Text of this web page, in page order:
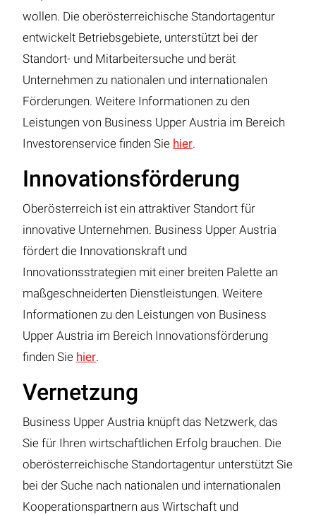
wollen. Die oberösterreichische Standortagentur
entwickelt Betriebsgebiete, unterstützt bei der
Standort- und Mitarbeitersuche und berät
Unternehmen zu nationalen und internationalen
Förderungen. Weitere Informationen zu den
Leistungen von Business Upper Austria im Bereich
Investorenservice finden Sie hier.
Innovationsförderung
Oberösterreich ist ein attraktiver Standort für
innovative Unternehmen. Business Upper Austria
fördert die Innovationskraft und
Innovationsstrategien mit einer breiten Palette an
maßgeschneiderten Dienstleistungen. Weitere
Informationen zu den Leistungen von Business
Upper Austria im Bereich Innovationsförderung
finden Sie hier.
Vernetzung
Business Upper Austria knüpft das Netzwerk, das
Sie für Ihren wirtschaftlichen Erfolg brauchen. Die
oberösterreichische Standortagentur unterstützt Sie
bei der Suche nach nationalen und internationalen
Kooperationspartnern aus Wirtschaft und